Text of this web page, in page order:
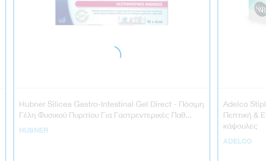
Hubner Silicea Gastro-Intestinal Gel Direct - Πόσιμη
Γέλη Φυσικού Πυριτίου Για Γαστρεντερικές Παθ...
HUBNER
Adelco
Πεπτική &
κάψουλες
ADELCO